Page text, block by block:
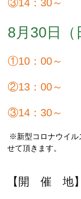
③14：30
8月30日（
①10：00
②13：00
③14：30～
※新型コロナウイル
せて頂きます。
【開 催 地】